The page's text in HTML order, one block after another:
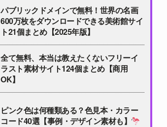
パブリックドメインで無料！世界の名画
600万枚をダウンロードできる美術館サイ
ト21個まとめ【2025年版】
全て無料、本当は教えたくないフリーイ
ラスト素材サイト124個まとめ【商用
OK】
ピンク色は何種類ある？色見本・カラー
コード40選【事例・デザイン素材も】